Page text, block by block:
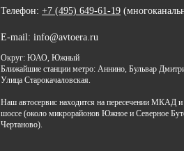
Телефон: +7 (495) 649-61-19
E-mail: info@avtoera.ru
Округ: ЮАО, Южный
Ближайшие станции метро: Аннино, Бульвар
Улица Старокачаловская.
Наш автосервис находится на пересечении МКАД
шоссе (около микрорайонов Южное и Северное
Чертаново).